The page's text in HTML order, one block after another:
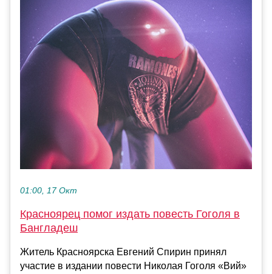
01:00, 17 Окт
Красноярец помог издать повесть Гоголя в
Бангладеш
Житель Красноярска Евгений Спирин принял
участие в издании повести Николая Гоголя «Вий»